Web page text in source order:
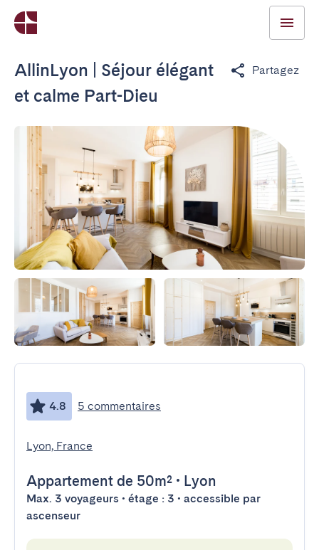
AllinLyon | Séjour élégant
et calme Part-Dieu
Partagez
4.8 5 commentaires
Lyon, France
Appartement de 50m² • Lyon
Max. 3 voyageurs • étage : 3 • accessible par
ascenseur